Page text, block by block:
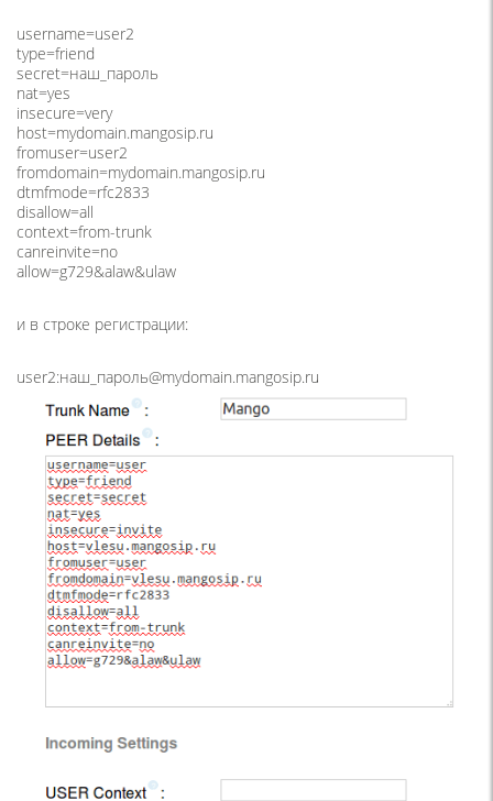
username=user2
type=friend
secret=наш_пароль
nat=yes
insecure=very
host=mydomain.mangosip.ru
fromuser=user2
fromdomain=mydomain.mangosip.ru
dtmfmode=rfc2833
disallow=all
context=from-trunk
canreinvite=no
allow=g729&alaw&ulaw
и в строке регистрации:
user2:наш_пароль@mydomain.mangosip.ru